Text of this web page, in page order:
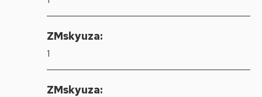
ZMskyuza:
1
ZMskyuza: